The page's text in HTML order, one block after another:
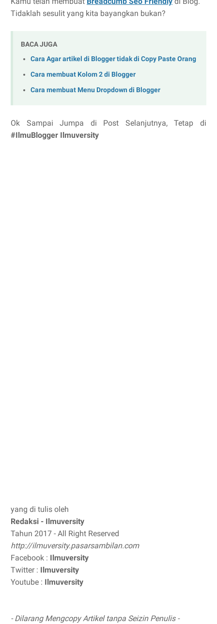
Tidaklah sesulit yang kita bayangkan bukan?
BACA JUGA
Cara Agar artikel di Blogger tidak di Copy Paste Orang
Cara membuat Kolom 2 di Blogger
Cara membuat Menu Dropdown di Blogger
Ok Sampai Jumpa di Post Selanjutnya, Tetap di
#IlmuBlogger Ilmuversity
yang di tulis oleh
Redaksi - Ilmuversity
Tahun 2017 - All Right Reserved
http://ilmuversity.pasarsambilan.com
Facebook : Ilmuversity
Twitter : Ilmuversity
Youtube : Ilmuversity
- Dilarang Mengcopy Artikel tanpa Seizin Penulis -